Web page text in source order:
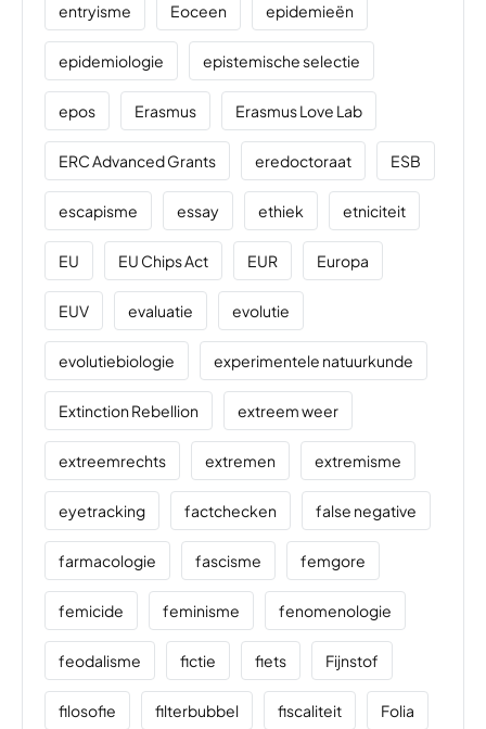
entryisme Eoceen epidemieën
epidemiologie epistemische selectie
epos Erasmus Erasmus Love Lab
ERC Advanced Grants eredoctoraat ESB
escapisme essay ethiek etniciteit
EU EU Chips Act EUR Europa
EUV evaluatie evolutie
evolutiebiologie experimentele natuurkunde
Extinction Rebellion extreem weer
extreemrechts extremen extremisme
eyetracking factchecken false negative
farmacologie fascisme femgore
femicide feminisme fenomenologie
feodalisme fictie fiets Fijnstof
filosofie filterbubbel fiscaliteit Folia